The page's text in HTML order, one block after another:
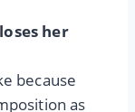
her
because
as